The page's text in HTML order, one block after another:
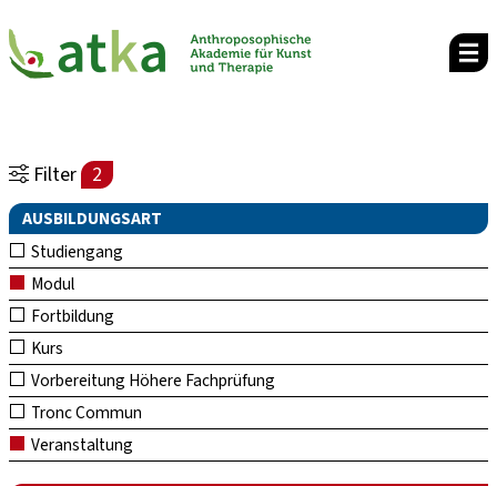
Filter 2
AUSBILDUNGSART
Studiengang
Modul
Fortbildung
Kurs
Vorbereitung Höhere Fachprüfung
Tronc Commun
Veranstaltung